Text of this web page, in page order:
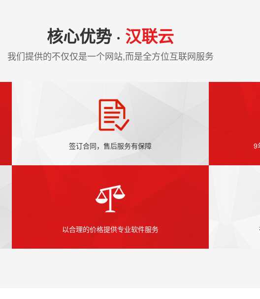
核心优势 · 汉联云
我们提供的不仅仅是一个网站,而是全方位互联网服务
签订合同，售后服务有保障 9
以合理的价格提供专业软件服务